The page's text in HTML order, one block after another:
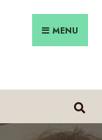
MENU